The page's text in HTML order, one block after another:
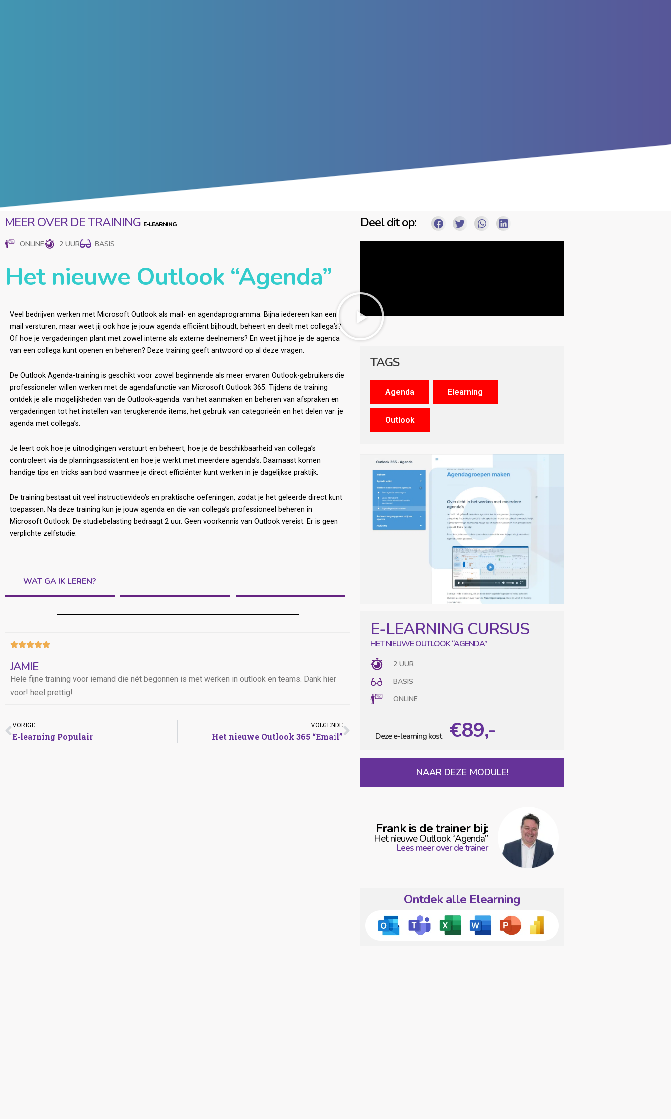
MEER OVER DE TRAINING
ONLINE 2 UUR BASIS
Het nieuwe Outlook “Agenda”
Veel bedrijven werken met Microsoft Outlook als mail- en agendaprogramma. Bijna iedereen kan een
mail versturen, maar weet jij ook hoe je jouw agenda efficiënt bijhoudt, beheert en deelt met collega’s?
Of hoe je vergaderingen plant met zowel interne als externe deelnemers? En weet jij hoe je de agenda
van een collega kunt openen en beheren? Deze training geeft antwoord op al deze vragen.
De Outlook Agenda-training is geschikt voor zowel beginnende als meer ervaren Outlook-gebruikers die
professioneler willen werken met de agendafunctie van Microsoft Outlook 365. Tijdens de training
ontdek je alle mogelijkheden van de Outlook-agenda: van het aanmaken en beheren van afspraken en
vergaderingen tot het instellen van terugkerende items, het gebruik van categorieën en het delen van je
agenda met collega’s.
Je leert ook hoe je uitnodigingen verstuurt en beheert, hoe je de beschikbaarheid van collega’s
controleert via de planningsassistent en hoe je werkt met meerdere agenda’s. Daarnaast komen
handige tips en tricks aan bod waarmee je direct efficiënter kunt werken in je dagelijkse praktijk.
De training bestaat uit veel instructievideo’s en praktische oefeningen, zodat je het geleerde direct kunt
toepassen. Na deze training kun je jouw agenda en die van collega’s professioneel beheren in
Microsoft Outlook. De studiebelasting bedraagt 2 uur. Geen voorkennis van Outlook vereist. Er is geen
verplichte zelfstudie.
WAT GA IK LEREN?

JAMIE
Hele fijne training voor iemand die nét begonnen is met werken in outlook en teams. Dank hier
voor! heel prettig!
VORIGE
E-learning Populair
VOLGENDE
Het nieuwe Outlook 365 “Email”
Deel dit op:
TAGS
CURSUS
HET NIEUWE OUTLOOK “AGENDA”
2 UUR
BASIS
ONLINE
€89,-
NAAR DEZE MODULE!
Frank is de trainer bij:
Het nieuwe Outlook “Agenda”
Lees meer over de trainer
Ontdek alle Elearning